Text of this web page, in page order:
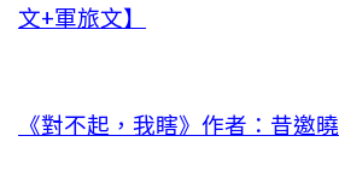
文+軍旅文】
《對不起，我瞎》作者：昔邀曉